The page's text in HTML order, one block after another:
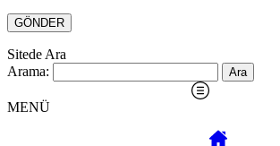
Sitede Ara
Arama:
MENÜ